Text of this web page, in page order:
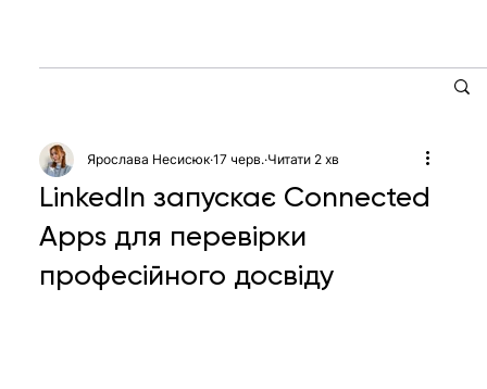
LinkedIn запускає Connected
Apps для перевірки
професійного досвіду
Ярослава Несисюк 17 черв. Читати 2 хв